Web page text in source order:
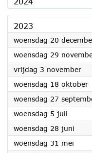
2023
woensdag 20
woensdag 29
vrijdag 3 november
woensdag 18 oktober
woensdag 27
woensdag 5 juli
woensdag 28 juni
woensdag 31 mei